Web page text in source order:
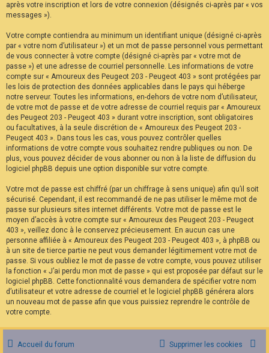
après votre inscription et lors de votre connexion (désignés ci-après par « vos
messages »).
Votre compte contiendra au minimum un identifiant unique (désigné ci-après
par « votre nom d’utilisateur ») et un mot de passe personnel vous permettant
de vous connecter à votre compte (désigné ci-après par « votre mot de
passe ») et une adresse de courriel personnelle. Les informations de votre
compte sur « Amoureux des Peugeot 203 - Peugeot 403 » sont protégées par
les lois de protection des données applicables dans le pays qui héberge
notre serveur. Toutes les informations, en-dehors de votre nom d’utilisateur,
de votre mot de passe et de votre adresse de courriel requis par « Amoureux
des Peugeot 203 - Peugeot 403 » durant votre inscription, sont obligatoires
ou facultatives, à la seule discrétion de « Amoureux des Peugeot 203 -
Peugeot 403 ». Dans tous les cas, vous pouvez contrôler quelles
informations de votre compte vous souhaitez rendre publiques ou non. De
plus, vous pouvez décider de vous abonner ou non à la liste de diffusion du
logiciel phpBB depuis une option disponible sur votre compte.
Votre mot de passe est chiffré (par un chiffrage à sens unique) afin qu’il soit
sécurisé. Cependant, il est recommandé de ne pas utiliser le même mot de
passe sur plusieurs sites internet différents. Votre mot de passe est le
moyen d’accès à votre compte sur « Amoureux des Peugeot 203 - Peugeot
403 », veillez donc à le conservez précieusement. En aucun cas une
personne affiliée à « Amoureux des Peugeot 203 - Peugeot 403 », à phpBB ou
à un site de tierce partie ne peut vous demander légitimement votre mot de
passe. Si vous oubliez le mot de passe de votre compte, vous pouvez utiliser
la fonction « J’ai perdu mon mot de passe » qui est proposée par défaut sur le
logiciel phpBB. Cette fonctionnalité vous demandera de spécifier votre nom
d’utilisateur et votre adresse de courriel et le logiciel phpBB générera alors
un nouveau mot de passe afin que vous puissiez reprendre le contrôle de
votre compte.
Accueil du forum Supprimer les cookies